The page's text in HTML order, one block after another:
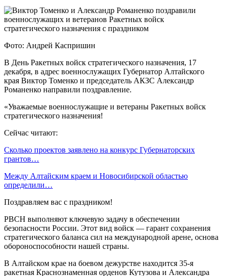
Фото: Андрей Каспришин
В День Ракетных войск стратегического назначения, 17
декабря, в адрес военнослужащих Губернатор Алтайского
края Виктор Томенко и председатель АКЗС Александр
Романенко направили поздравление.
«Уважаемые военнослужащие и ветераны Ракетных войск
стратегического назначения!
Сейчас читают:
Сколько проектов заявлено на конкурс Губернаторских
грантов…
Между Алтайским краем и Новосибирской областью
определили…
Поздравляем вас с праздником!
РВСН выполняют ключевую задачу в обеспечении
безопасности России. Этот вид войск — гарант сохранения
стратегического баланса сил на международной арене, основа
обороноспособности нашей страны.
В Алтайском крае на боевом дежурстве находится 35-я
ракетная Краснознаменная орденов Кутузова и Александра